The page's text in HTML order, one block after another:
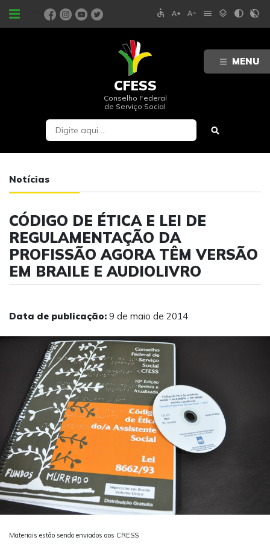
MENU
PORTAIS accessible text_increase text_decrease menu layers contrast contrast_rtl_off
CFESS
Conselho Federal
de Serviço Social
Notícias
CÓDIGO DE ÉTICA E LEI DE
REGULAMENTAÇÃO DA
PROFISSÃO AGORA TÊM VERSÃO
EM BRAILE E AUDIOLIVRO
Data de publicação: 9 de maio de 2014
Materiais estão sendo enviados aos CRESS